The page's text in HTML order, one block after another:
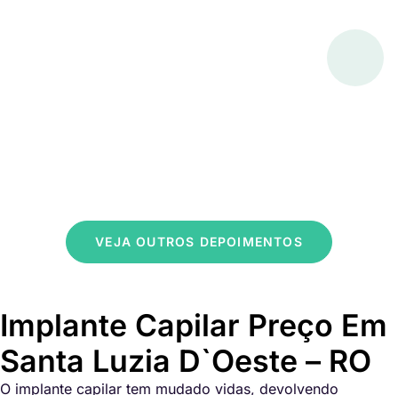
VEJA OUTROS DEPOIMENTOS
Implante Capilar Preço Em
Santa Luzia D`Oeste – RO
O implante capilar tem mudado vidas, devolvendo